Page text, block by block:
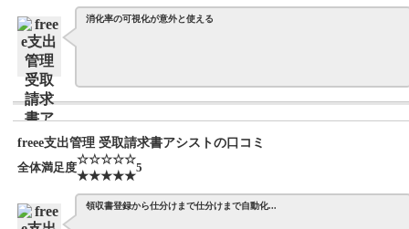
消化率の可視化が意外と使える
freee支出管理 受取請求書アシストの口コミ
全体満足度
☆☆☆☆☆
★★★★★
5
領収書登録から仕分けまで仕分けまで自動化...